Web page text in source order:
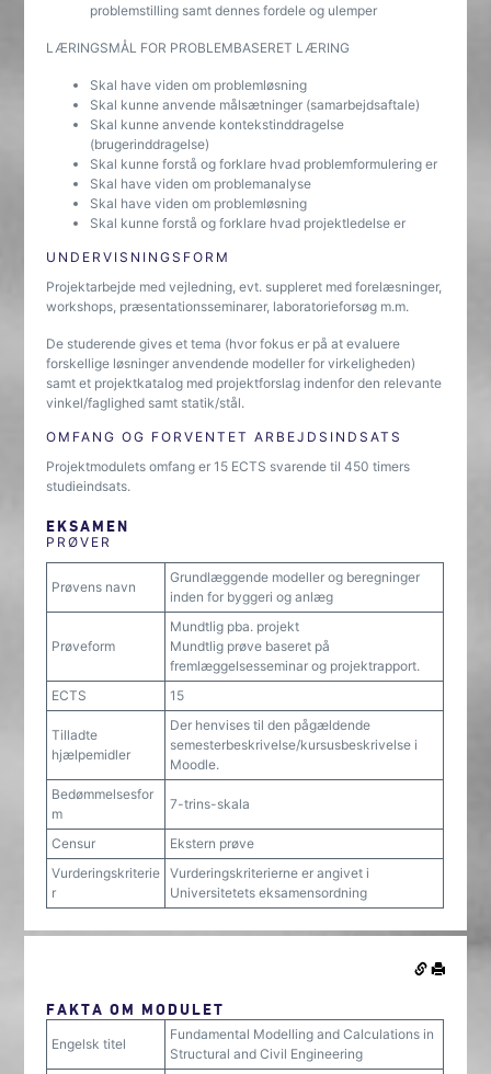
problemstilling samt dennes fordele og ulemper
LÆRINGSMÅL FOR PROBLEMBASERET LÆRING
Skal have viden om problemløsning
Skal kunne anvende målsætninger (samarbejdsaftale)
Skal kunne anvende kontekstinddragelse
(brugerinddragelse)
Skal kunne forstå og forklare hvad problemformulering er
Skal have viden om problemanalyse
Skal have viden om problemløsning
Skal kunne forstå og forklare hvad projektledelse er
UNDERVISNINGSFORM
Projektarbejde med vejledning, evt. suppleret med forelæsninger,
workshops, præsentationsseminarer, laboratorieforsøg m.m.
De studerende gives et tema (hvor fokus er på at evaluere
forskellige løsninger anvendende modeller for virkeligheden)
samt et projektkatalog med projektforslag indenfor den relevante
vinkel/faglighed samt statik/stål.
OMFANG OG FORVENTET ARBEJDSINDSATS
Projektmodulets omfang er 15 ECTS svarende til 450 timers
studieindsats.
EKSAMEN
PRØVER
Prøvens navn
Grundlæggende modeller og beregninger
inden for byggeri og anlæg
Prøveform
Mundtlig pba. projekt
Mundtlig prøve baseret på
fremlæggelsesseminar og projektrapport.
ECTS
15
Tilladte
hjælpemidler
Der henvises til den pågældende
semesterbeskrivelse/kursusbeskrivelse i
Moodle.
Bedømmelsesfor
m
7-trins-skala
Censur
Ekstern prøve
Vurderingskriterie
r
Vurderingskriterierne er angivet i
Universitetets eksamensordning
FAKTA OM MODULET
Engelsk titel
Fundamental Modelling and Calculations in
Structural and Civil Engineering